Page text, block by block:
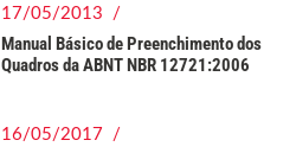
17/05/2013 /
Manual Básico de Preenchimento dos
Quadros da ABNT NBR 12721:2006
16/05/2017 /